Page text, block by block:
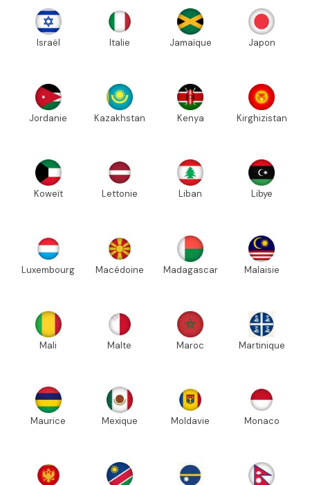
Israël Italie Jamaïque Japon
Jordanie Kazakhstan Kenya Kirghizistan
Koweït Lettonie Liban Libye
Luxembourg Macédoine Madagascar Malaisie
Mali Malte Maroc Martinique
Maurice Mexique Moldavie Monaco